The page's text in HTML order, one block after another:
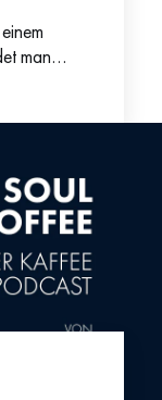
man